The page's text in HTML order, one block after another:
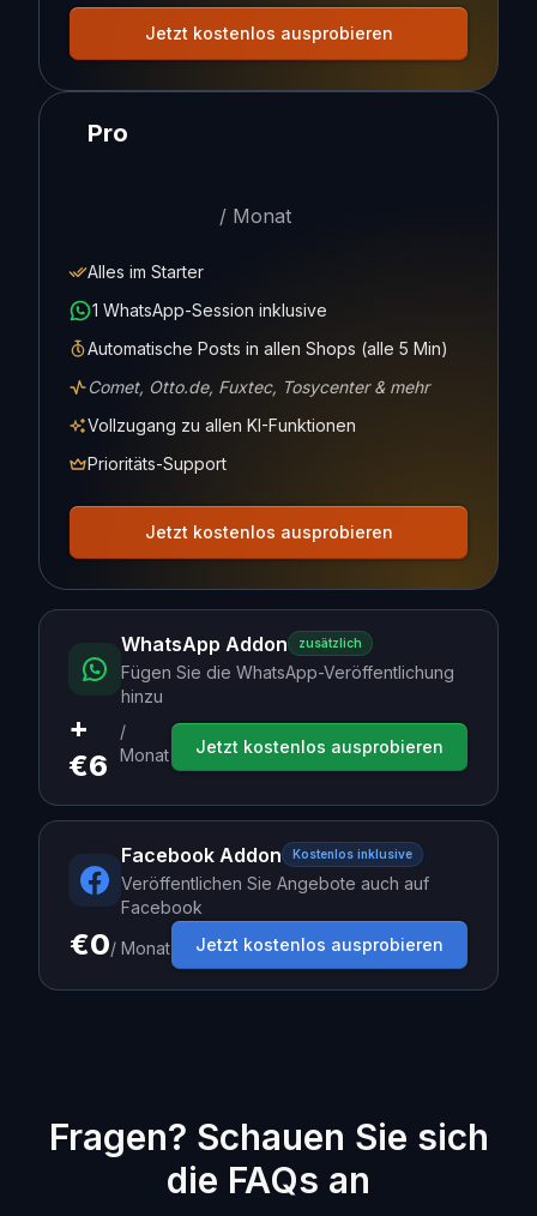
Jetzt kostenlos ausprobieren
Pro
/ Monat
Alles im Starter
1 WhatsApp-Session inklusive
Automatische Posts in allen Shops (alle 5 Min)
Comet, Otto.de, Fuxtec, Tosycenter & mehr
Vollzugang zu allen KI-Funktionen
Prioritäts-Support
Jetzt kostenlos ausprobieren
WhatsApp Addon zusätzlich
Fügen Sie die WhatsApp-Veröffentlichung
hinzu
+
€6
/
Monat
Jetzt kostenlos ausprobieren
Facebook Addon Kostenlos inklusive
Veröffentlichen Sie Angebote auch auf
Facebook
€0/ Monat Jetzt kostenlos ausprobieren
Fragen? Schauen Sie sich
die FAQs an